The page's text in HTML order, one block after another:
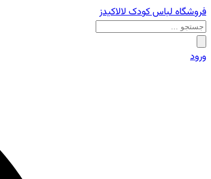
فروشگاه لباس کودک لالاکیدز
ورود